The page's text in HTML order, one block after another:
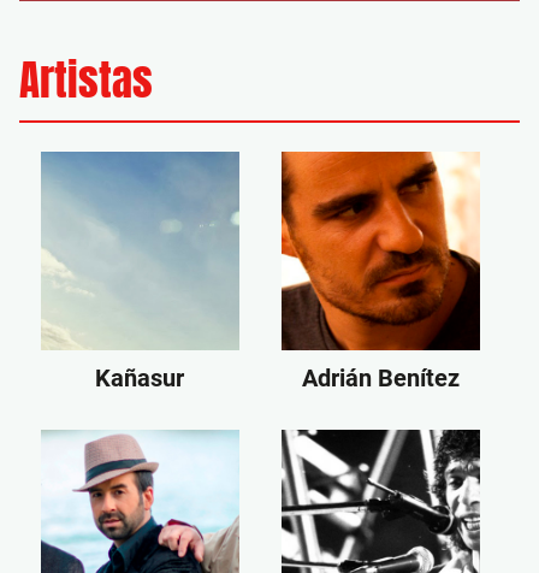
Artistas
Kañasur Adrián Benítez